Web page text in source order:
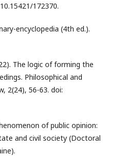
172370.
encyclopedia (4th ed.).
The logic of forming the
Philosophical and
2(24), 56-63. doi:
of public opinion:
and civil society (Doctoral